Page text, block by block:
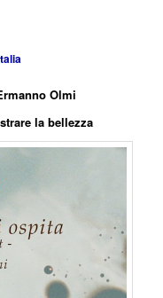
Olmi
la bellezza